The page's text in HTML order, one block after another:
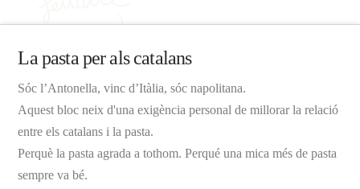
La pasta per als catalans
Sóc l’Antonella, vinc d’Itàlia, sóc napolitana.
Aquest bloc neix d'una exigència personal de millorar la relació
entre els catalans i la pasta.
Perquè la pasta agrada a tothom. Perqué una mica més de pasta
sempre va bé.